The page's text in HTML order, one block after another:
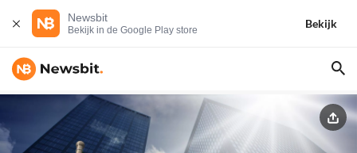
Newsbit
Bekijk in de Google Play store
Bekijk